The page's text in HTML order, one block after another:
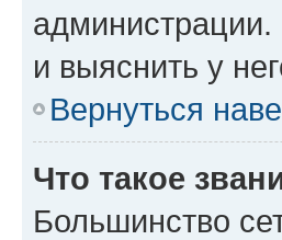
и выяснить у
Вернуться
Что такое
Большинство